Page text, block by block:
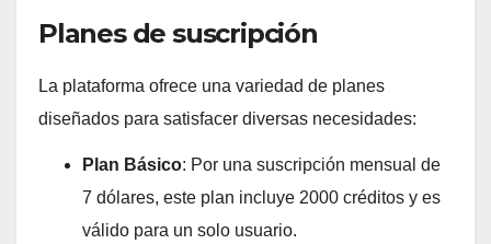
Planes de suscripción
La plataforma ofrece una variedad de planes
diseñados para satisfacer diversas necesidades:
Plan Básico: Por una suscripción mensual de
7 dólares, este plan incluye 2000 créditos y es
válido para un solo usuario.